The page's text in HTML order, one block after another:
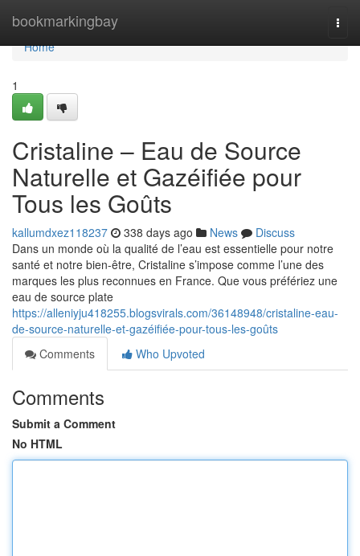
bookmarkingbay
Home
Home
1
Cristaline – Eau de Source
Naturelle et Gazéifiée pour
Tous les Goûts
kallumdxez118237 338 days ago News
Discuss
Dans un monde où la qualité de l’eau est essentielle pour notre
santé et notre bien-être, Cristaline s’impose comme l’une des
marques les plus reconnues en France. Que vous préfériez une
eau de source plate
https://alleniyju418255.blogsvirals.com/36148948/cristaline-eau-
de-source-naturelle-et-gazéifiée-pour-tous-les-goûts
Comments
Who Upvoted
Comments
Submit a Comment
No HTML